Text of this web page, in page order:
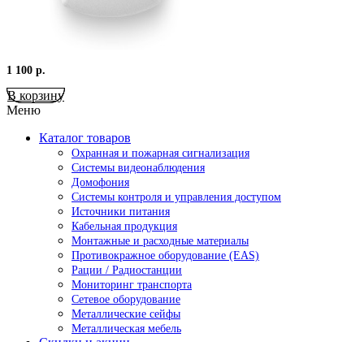
1 100 р.
В корзину
Меню
Каталог товаров
Охранная и пожарная сигнализация
Системы видеонаблюдения
Домофония
Системы контроля и управления доступом
Источники питания
Кабельная продукция
Монтажные и расходные материалы
Противокражное оборудование (EAS)
Рации / Радиостанции
Мониторинг транспорта
Сетевое оборудование
Металлические сейфы
Металлическая мебель